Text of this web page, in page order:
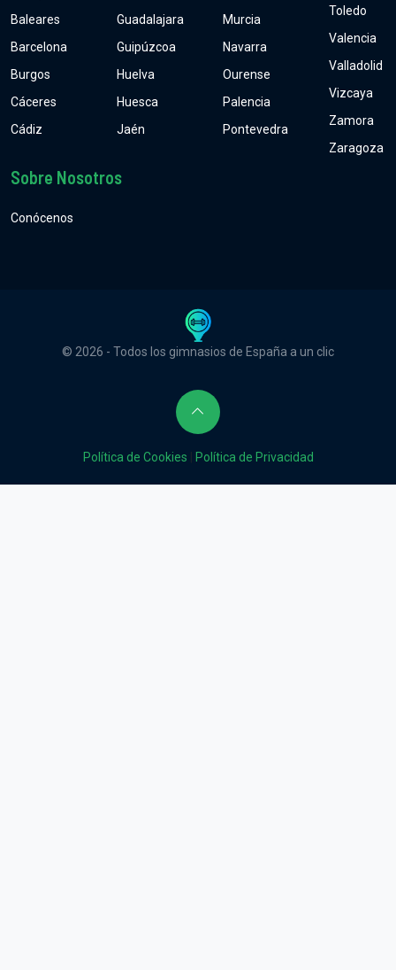
Baleares
Barcelona
Burgos
Cáceres
Cádiz
Guadalajara
Guipúzcoa
Huelva
Huesca
Jaén
Murcia
Navarra
Ourense
Palencia
Pontevedra
Toledo
Valencia
Valladolid
Vizcaya
Zamora
Zaragoza
Sobre Nosotros
Conócenos
© 2026 - Todos los gimnasios de España a un clic
Política de Cookies Política de Privacidad